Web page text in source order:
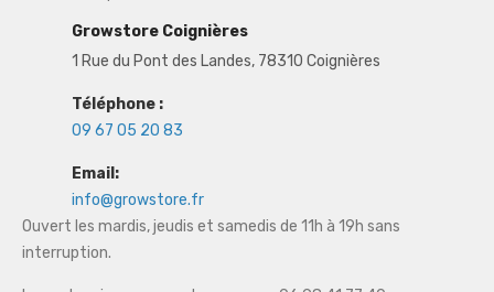
Growstore Coignières
1 Rue du Pont des Landes, 78310 Coignières
Téléphone :
09 67 05 20 83
Email:
info@growstore.fr
Ouvert les mardis, jeudis et samedis de 11h à 19h sans
interruption.